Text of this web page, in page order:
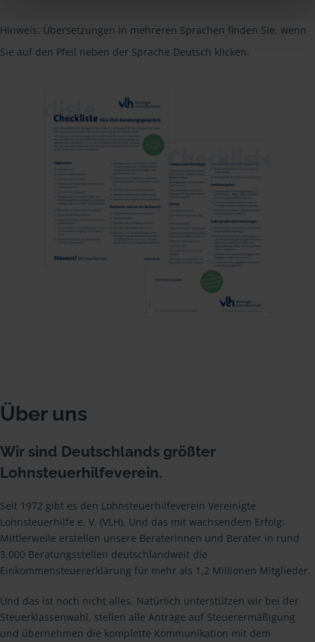
Hinweis: Übersetzungen in mehreren Sprachen finden Sie, wenn
Sie auf den Pfeil neben der Sprache Deutsch klicken.
Über uns
Wir sind Deutschlands größter
Lohnsteuerhilfeverein.
Seit 1972 gibt es den Lohnsteuerhilfeverein Vereinigte
Lohnsteuerhilfe e. V. (VLH). Und das mit wachsendem Erfolg:
Mittlerweile erstellen unsere Beraterinnen und Berater in rund
3.000 Beratungsstellen deutschlandweit die
Einkommensteuererklärung für mehr als 1,2 Millionen Mitglieder.
Und das ist noch nicht alles. Natürlich unterstützen wir bei der
Steuerklassenwahl, stellen alle Anträge auf Steuerermäßigung
und übernehmen die komplette Kommunikation mit dem